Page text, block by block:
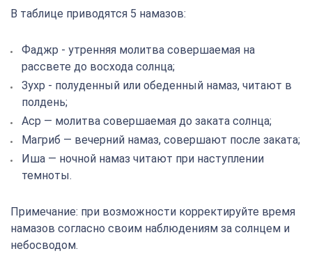
В таблице приводятся 5 намазов:
Фаджр - утренняя молитва совершаемая на
рассвете до восхода солнца;
Зухр - полуденный или обеденный намаз, читают в
полдень;
Аср — молитва совершаемая до заката солнца;
Магриб — вечерний намаз, совершают после заката;
Иша — ночной намаз читают при наступлении
темноты.
Примечание: при возможности корректируйте время
намазов согласно своим наблюдениям за солнцем и
небосводом.